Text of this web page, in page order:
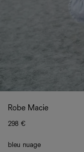
Robe Macie
298 €
bleu nuage